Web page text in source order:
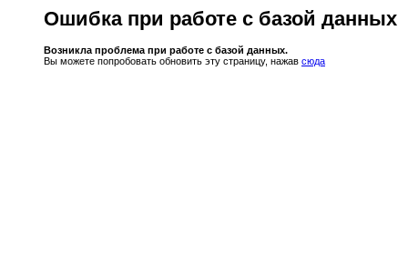
Ошибка при работе с базой данных
Возникла проблема при работе с базой данных.
Вы можете попробовать обновить эту страницу, нажав сюда